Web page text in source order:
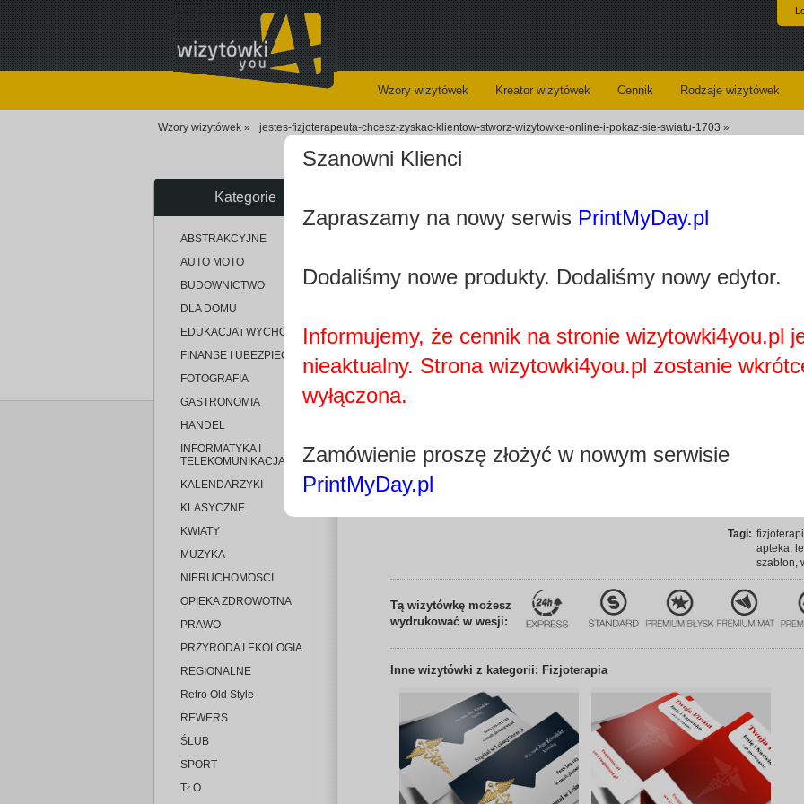
Wzory wizytówek Kreator wizytówek Cennik Rodzaje wizytówek
Wzory wizytówek » jestes-fizjoterapeuta-chcesz-zyskac-klientow-stworz-wizytowke-online-i-pokaz-sie-swiatu-1703 »
Kategorie
ABSTRAKCYJNE
AUTO MOTO
BUDOWNICTWO
DLA DOMU
EDUKACJA i WYCHOWANIE
FINANSE I UBEZPIECZENIA
FOTOGRAFIA
GASTRONOMIA
HANDEL
INFORMATYKA I
TELEKOMUNIKACJA
KALENDARZYKI
KLASYCZNE
KWIATY
MUZYKA
NIERUCHOMOSCI
OPIEKA ZDROWOTNA
PRAWO
PRZYRODA I EKOLOGIA
REGIONALNE
Retro Old Style
REWERS
ŚLUB
SPORT
TŁO
ABC
Edytuj wizytówkę
Wizytówki - opis:
szablon
klientom,
branża
Tagi:
apteka,
szablon,
Tą wizytówkę możesz
wydrukować w wesji:
Inne wizytówki z kategorii: Fizjoterapia
Szanowni Klienci
Zapraszamy na nowy serwis PrintMyDay.pl
Dodaliśmy nowe produkty. Dodaliśmy nowy edytor.
Informujemy, że cennik na stronie wizytowki4you.pl
nieaktualny. Strona wizytowki4you.pl zostanie
wyłączona.
Zamówienie proszę złożyć w nowym serwisie
PrintMyDay.pl